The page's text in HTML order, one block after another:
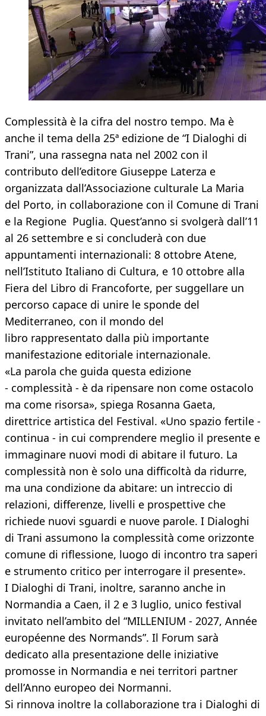
Complessità è la cifra del nostro tempo. Ma è
anche il tema della 25ª edizione de “I Dialoghi di
Trani”, una rassegna nata nel 2002 con il
contributo dell’editore Giuseppe Laterza e
organizzata dall’Associazione culturale La Maria
del Porto, in collaborazione con il Comune di Trani
e la Regione Puglia. Quest’anno si svolgerà dall’11
al 26 settembre e si concluderà con due
appuntamenti internazionali: 8 ottobre Atene,
nell’Istituto Italiano di Cultura, e 10 ottobre alla
Fiera del Libro di Francoforte, per suggellare un
percorso capace di unire le sponde del
Mediterraneo, con il mondo del
libro rappresentato dalla più importante
manifestazione editoriale internazionale.
«La parola che guida questa edizione
- complessità - è da ripensare non come ostacolo
ma come risorsa», spiega Rosanna Gaeta,
direttrice artistica del Festival. «Uno spazio fertile -
continua - in cui comprendere meglio il presente e
immaginare nuovi modi di abitare il futuro. La
complessità non è solo una difficoltà da ridurre,
ma una condizione da abitare: un intreccio di
relazioni, differenze, livelli e prospettive che
richiede nuovi sguardi e nuove parole. I Dialoghi
di Trani assumono la complessità come orizzonte
comune di riflessione, luogo di incontro tra saperi
e strumento critico per interrogare il presente».
I Dialoghi di Trani, inoltre, saranno anche in
Normandia a Caen, il 2 e 3 luglio, unico festival
invitato nell’ambito del “MILLENIUM - 2027, Année
européenne des Normands”. Il Forum sarà
dedicato alla presentazione delle iniziative
promosse in Normandia e nei territori partner
dell’Anno europeo dei Normanni.
Si rinnova inoltre la collaborazione tra i Dialoghi di